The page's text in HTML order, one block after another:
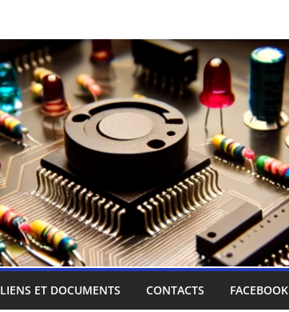
LIENS ET DOCUMENTS CONTACTS FACEBOOK